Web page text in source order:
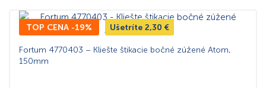
TOP CENA -19% Ušetríte 2,30 €
Fortum 4770403 – Kliešte štikacie bočné zúžené Atom,
150mm